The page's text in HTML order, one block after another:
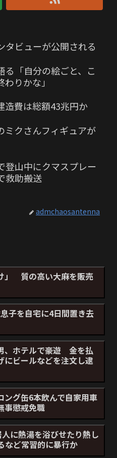
タビューが公開される
る「自分の絵ごと、こ
りかな」
造費は総額43兆円か
ミクさんフィギュアが
登山中にクマスプレー
救助搬送
admchaosantenna
」 質の高い大麻を販売
子を自宅に4日間置き去
、ホテルで豪遊 金を払
にビールなどを注文し逮
ング缶6本飲んで自家用車
事懲戒免職
に熱湯を浴びせたり熱し
など常習的に暴行か